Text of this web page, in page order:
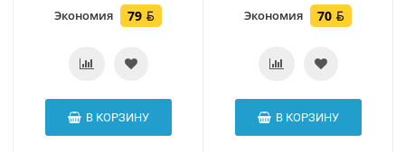
Экономия 79
В КОРЗИНУ
Экономия 70
В КОРЗИНУ